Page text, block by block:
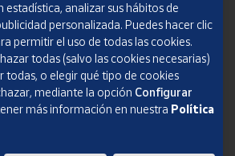
Y TELÉGRAFOS, S.A., S.M.E. Todos los derechos
analizar sus hábitos de
personalizada. Puedes hacer clic
permitir el uso de todas las cookies.
todas (salvo las cookies necesarias)
todas, o elegir qué tipo de cookies
mediante la opción Configurar
más información en nuestra Política